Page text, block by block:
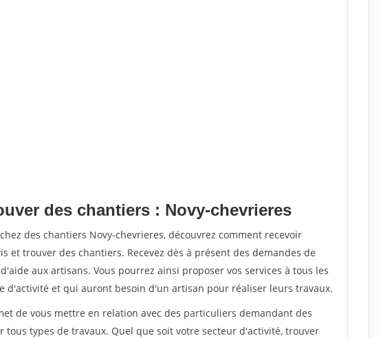
des chantiers : Novy-chevrieres
des chantiers Novy-chevrieres, découvrez comment recevoir
et trouver des chantiers. Recevez dès à présent des demandes de
aux artisans. Vous pourrez ainsi proposer vos services à tous les
d'activité et qui auront besoin d'un artisan pour réaliser leurs travaux.
de vous mettre en relation avec des particuliers demandant des
tous types de travaux. Quel que soit votre secteur d'activité, trouver